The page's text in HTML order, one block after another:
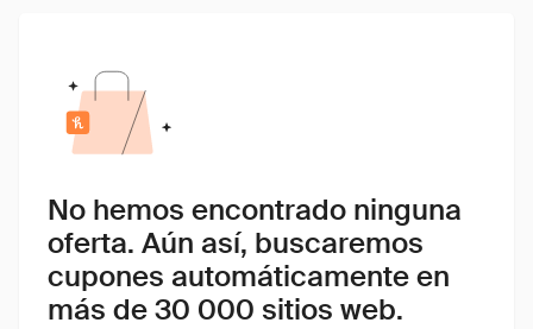
No hemos encontrado ninguna
oferta. Aún así, buscaremos
cupones automáticamente en
más de 30 000 sitios web.